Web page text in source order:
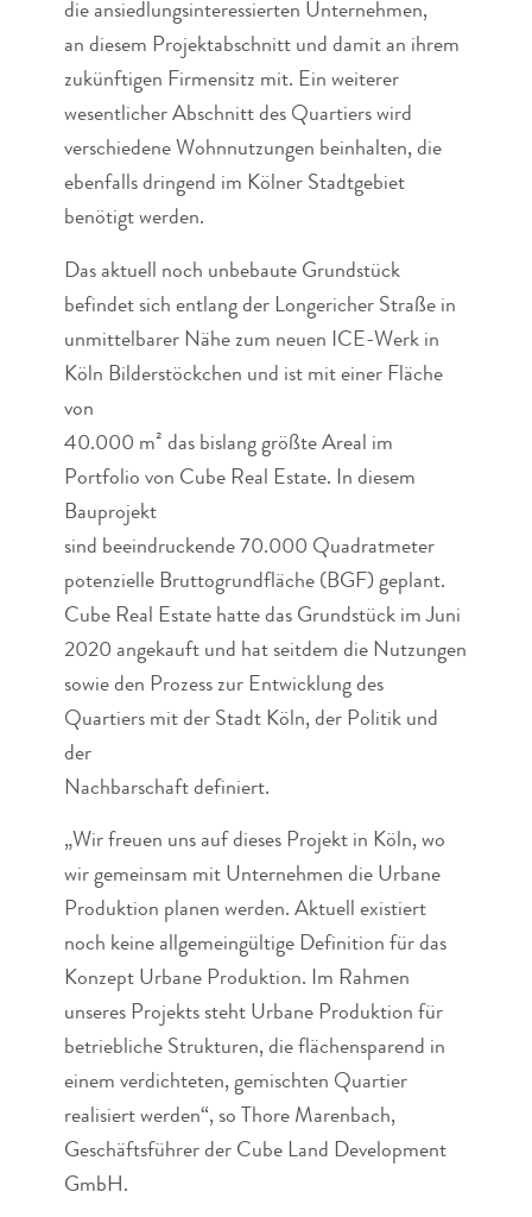
die ansiedlungsinteressierten Unternehmen,
an diesem Projektabschnitt und damit an ihrem
zukünftigen Firmensitz mit. Ein weiterer
wesentlicher Abschnitt des Quartiers wird
verschiedene Wohnnutzungen beinhalten, die
ebenfalls dringend im Kölner Stadtgebiet
benötigt werden.
Das aktuell noch unbebaute Grundstück
befindet sich entlang der Longericher Straße in
unmittelbarer Nähe zum neuen ICE-Werk in
Köln Bilderstöckchen und ist mit einer Fläche
von
40.000 m² das bislang größte Areal im
Portfolio von Cube Real Estate. In diesem
Bauprojekt
sind beeindruckende 70.000 Quadratmeter
potenzielle Bruttogrundfläche (BGF) geplant.
Cube Real Estate hatte das Grundstück im Juni
2020 angekauft und hat seitdem die Nutzungen
sowie den Prozess zur Entwicklung des
Quartiers mit der Stadt Köln, der Politik und
der
Nachbarschaft definiert.
„Wir freuen uns auf dieses Projekt in Köln, wo
wir gemeinsam mit Unternehmen die Urbane
Produktion planen werden. Aktuell existiert
noch keine allgemeingültige Definition für das
Konzept Urbane Produktion. Im Rahmen
unseres Projekts steht Urbane Produktion für
betriebliche Strukturen, die flächensparend in
einem verdichteten, gemischten Quartier
realisiert werden“, so Thore Marenbach,
Geschäftsführer der Cube Land Development
GmbH.